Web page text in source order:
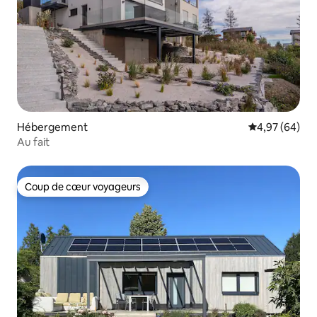
Hébergement Évaluation
4,97 (64)
Au fait
Coup de cœur voyageurs
Coup de cœur voyageurs